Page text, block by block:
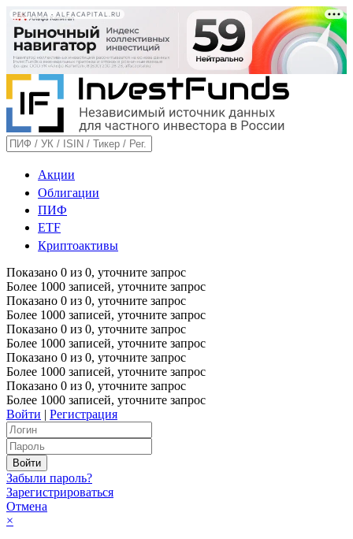
РЕКЛАМА • ALFACAPITAL.RU
Акции
Облигации
ПИФ
ETF
Криптоактивы
Показано 0 из 0, уточните запрос
Более 1000 записей, уточните запрос
Показано 0 из 0, уточните запрос
Более 1000 записей, уточните запрос
Показано 0 из 0, уточните запрос
Более 1000 записей, уточните запрос
Показано 0 из 0, уточните запрос
Более 1000 записей, уточните запрос
Показано 0 из 0, уточните запрос
Более 1000 записей, уточните запрос
Войти | Регистрация
Забыли пароль?
Зарегистрироваться
Отмена
×